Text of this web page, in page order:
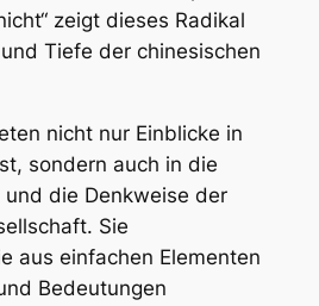
zeigt dieses Radikal
Tiefe der chinesischen
nicht nur Einblicke in
sondern auch in die
die Denkweise der
Sie
aus einfachen Elementen
Bedeutungen